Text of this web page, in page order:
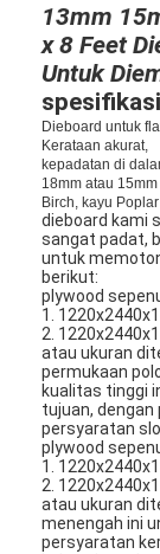
13mm
x 8 Feet
Untuk
spesifikasi
Dieboard untuk
Kerataan akurat,
kepadatan di
18mm atau
Birch, kayu Poplar
dieboard kami
sangat padat,
untuk
berikut:
plywood
1.
2.
atau ukuran
permukaan
kualitas tinggi
tujuan,
persyaratan
plywood
1.
2.
atau ukuran
menengah ini
persyaratan